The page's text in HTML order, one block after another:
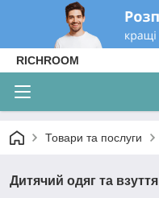
RICHROOM
Товари та послуги
Дитячий одяг та взуття